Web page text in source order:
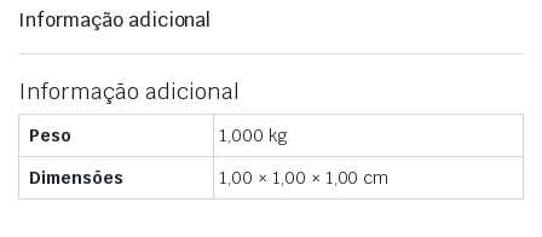
Informação adicional
Informação adicional
Peso
1,000 kg
Dimensões
1,00 × 1,00 × 1,00 cm